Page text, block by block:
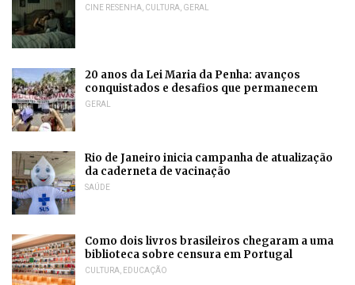
CINE RESENHA, CULTURA, GERAL
20 anos da Lei Maria da Penha: avanços
conquistados e desafios que permanecem
GERAL
Rio de Janeiro inicia campanha de atualização
da caderneta de vacinação
SAÚDE
Como dois livros brasileiros chegaram a uma
biblioteca sobre censura em Portugal
CULTURA, EDUCAÇÃO